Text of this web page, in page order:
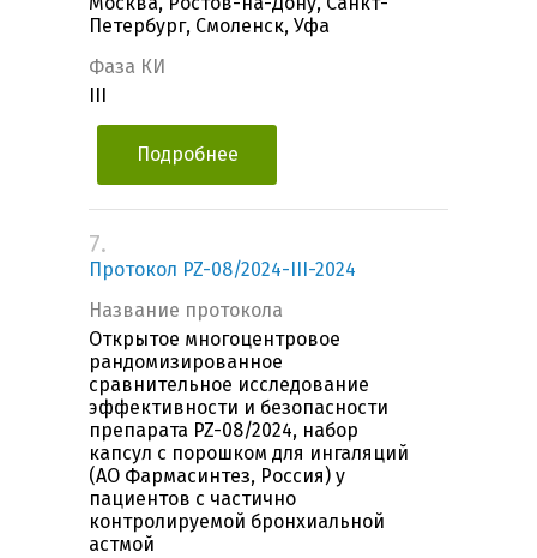
Петербург, Смоленск, Уфа
Фаза КИ
Подробнее
7.
Протокол PZ-08/2024-III-2024
Название протокола
Открытое многоцентровое
рандомизированное
сравнительное исследование
эффективности и безопасности
препарата PZ-08/2024, набор
капсул с порошком для ингаляций
(АО Фармасинтез, Россия) у
пациентов с частично
контролируемой бронхиальной
астмой